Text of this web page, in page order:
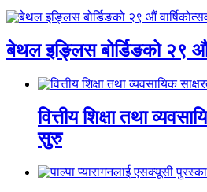
बेथल इङ्लिस बोर्डिङको २९ औं
वित्तीय शिक्षा तथा
सुरु